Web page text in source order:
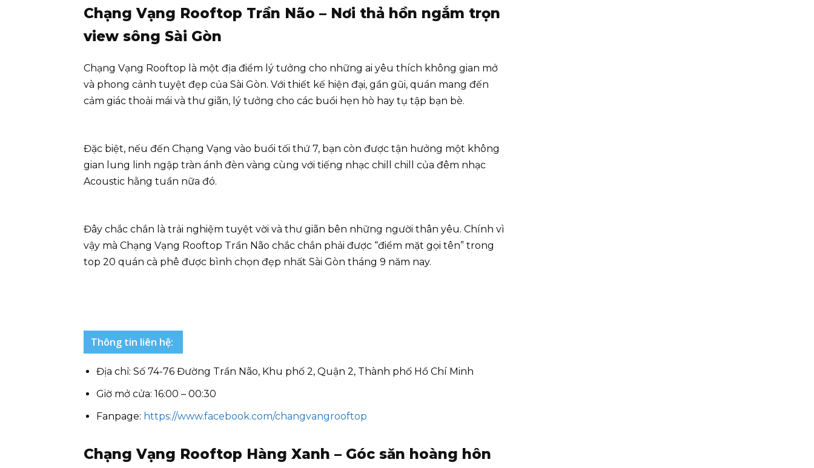
Chạng Vạng Rooftop Trần Não – Nơi thả hồn ngắm trọn
view sông Sài Gòn
Chạng Vạng Rooftop là một địa điểm lý tưởng cho những ai yêu thích không gian mở
và phong cảnh tuyệt đẹp của Sài Gòn. Với thiết kế hiện đại, gần gũi, quán mang đến
cảm giác thoải mái và thư giãn, lý tưởng cho các buổi hẹn hò hay tụ tập bạn bè.
Đặc biệt, nếu đến Chạng Vạng vào buổi tối thứ 7, bạn còn được tận hưởng một không
gian lung linh ngập tràn ánh đèn vàng cùng với tiếng nhạc chill chill của đêm nhạc
Acoustic hằng tuần nữa đó.
Đây chắc chắn là trải nghiệm tuyệt vời và thư giãn bên những người thân yêu. Chính vì
vậy mà Chạng Vạng Rooftop Trần Não chắc chắn phải được “điểm mặt gọi tên” trong
top 20 quán cà phê được bình chọn đẹp nhất Sài Gòn tháng 9 năm nay.
Thông tin liên hệ:
Địa chỉ: Số 74-76 Đường Trần Não, Khu phố 2, Quận 2, Thành phố Hồ Chí Minh
Giờ mở cửa: 16:00 – 00:30
Fanpage: https://www.facebook.com/changvangrooftop
Chạng Vạng Rooftop Hàng Xanh – Góc săn hoàng hôn